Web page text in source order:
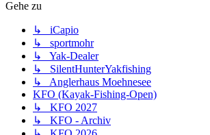
Gehe zu
↳ iCapio
↳ sportmohr
↳ Yak-Dealer
↳ SilentHunterYakfishing
↳ Anglerhaus Moehnesee
KFO (Kayak-Fishing-Open)
↳ KFO 2027
↳ KFO - Archiv